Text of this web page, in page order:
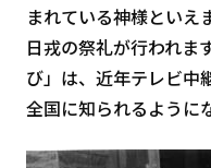
まれている神様といえ
日戎の祭礼が行われま
び」は、近年テレビ中
全国に知られるように